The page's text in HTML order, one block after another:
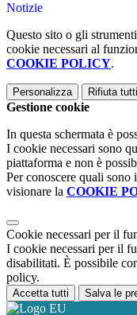
Notizie
Questo sito o gli
cookie necessari al
COOKIE POLICY.
Personalizza Rifiuta tutti
Gestione cookie
In questa schermata è
I cookie necessari sono
piattaforma e non è
Per conoscere quali sono
visionare la COOKIE
Cookie necessari per il
I cookie necessari per il
disabilitati. È possibile
policy.
Accetta tutti Salva le